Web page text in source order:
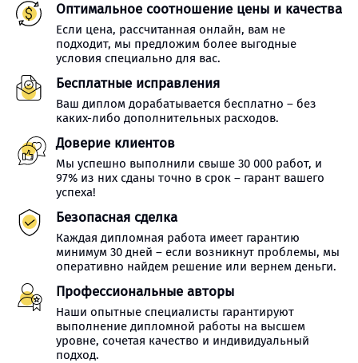
Оптимальное соотношение цены и качества
Если цена, рассчитанная онлайн, вам не
подходит, мы предложим более выгодные
условия специально для вас.
Бесплатные исправления
Ваш диплом дорабатывается бесплатно – без
каких-либо дополнительных расходов.
Доверие клиентов
Мы успешно выполнили свыше 30 000 работ, и
97% из них сданы точно в срок – гарант вашего
успеха!
Безопасная сделка
Каждая дипломная работа имеет гарантию
минимум 30 дней – если возникнут проблемы, мы
оперативно найдем решение или вернем деньги.
Профессиональные авторы
Наши опытные специалисты гарантируют
выполнение дипломной работы на высшем
уровне, сочетая качество и индивидуальный
подход.